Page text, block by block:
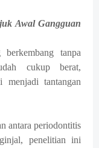
Awal Gangguan
tanpa
cukup berat,
menjadi tantangan
antara periodontitis
penelitian ini